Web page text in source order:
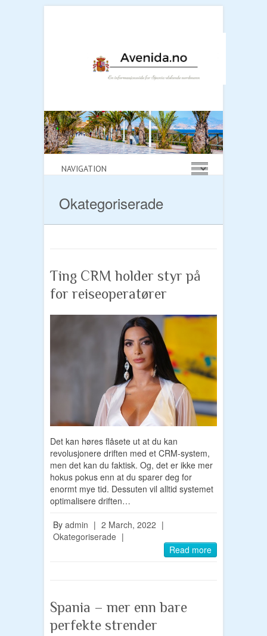
Okategoriserade
Ting CRM holder styr på
for reiseoperatører
Det kan høres flåsete ut at du kan
revolusjonere driften med et CRM-system,
men det kan du faktisk. Og, det er ikke mer
hokus pokus enn at du sparer deg for
enormt mye tid. Dessuten vil alltid systemet
optimalisere driften…
By admin | 2 March, 2022 |
Okategoriserade |
Read more
Spania – mer enn bare
perfekte strender